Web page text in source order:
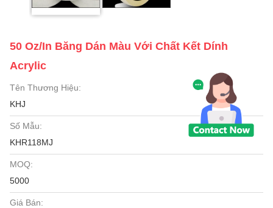
50 Oz/in Băng Dán Màu Với Chất Kết Dính
Acrylic
Tên Thương Hiệu:
KHJ
Số Mẫu:
KHR118MJ
MOQ:
5000
Giá Bán: